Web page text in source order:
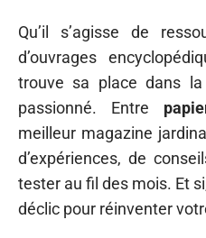
Qu’il s’agisse de
d’ouvrages
trouve sa place dans
passionné. Entre
meilleur magazine
d’expériences, de
tester au fil des mois. Et
déclic pour réinventer